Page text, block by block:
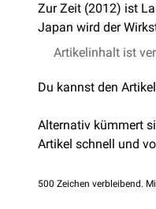
Zur Zeit (2012) ist
Japan wird der
Artikelinhalt ist
Du kannst den
Alternativ kümmert
Artikel schnell und
500 Zeichen verbleibend.